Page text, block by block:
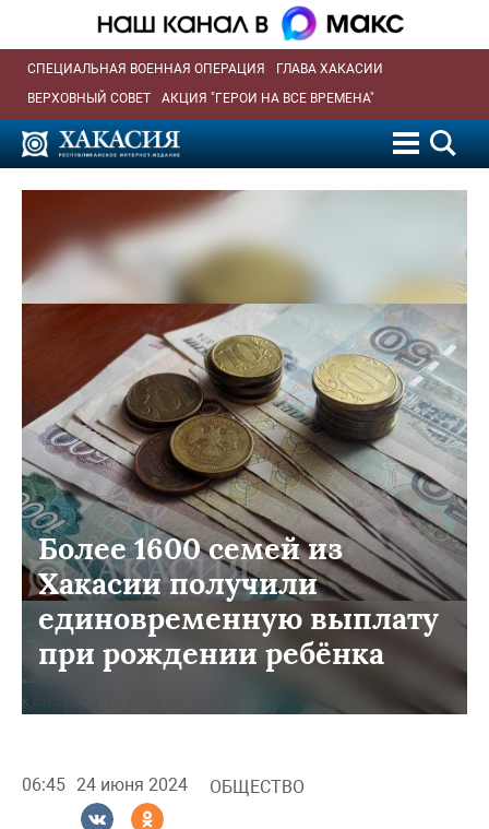
СПЕЦИАЛЬНАЯ ВОЕННАЯ ОПЕРАЦИЯ
ГЛАВА ХАКАСИИ
ВЕРХОВНЫЙ СОВЕТ
АКЦИЯ "ГЕРОИ НА ВСЕ ВРЕМЕНА"
Более 1600 семей из
Хакасии получили
единовременную выплату
при рождении ребёнка
06:45 24 июня 2024 ОБЩЕСТВО